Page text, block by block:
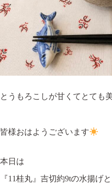
とうもろこしが甘くてとても
皆様おはようございます
本日は
『11桂丸』吉切約9tの水揚げと